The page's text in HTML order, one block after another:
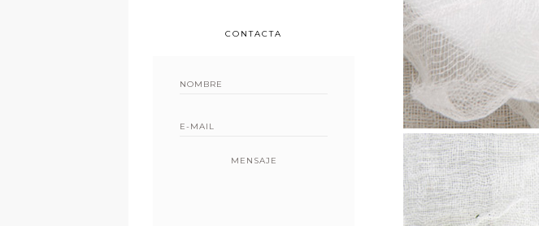
CONTACTA
MENSAJE